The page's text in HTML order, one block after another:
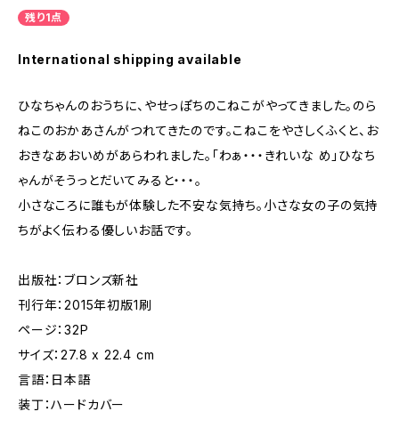
残り1点
International shipping available
ひなちゃんのおうちに、やせっぽちのこねこがやってきました。のら
ねこのおかあさんがつれてきたのです。こねこをやさしくふくと、お
おきなあおいめがあらわれました。「わぁ・・・きれいな め」ひなち
ゃんがそうっとだいてみると・・・。
小さなころに誰もが体験した不安な気持ち。小さな女の子の気持
ちがよく伝わる優しいお話です。
出版社：ブロンズ新社
刊行年：2015年初版1刷
ページ：32P
サイズ：27.8 x 22.4 cm
言語：日本語
装丁：ハードカバー